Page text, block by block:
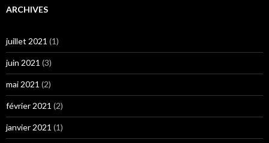
ARCHIVES
juillet 2021 (1)
juin 2021 (3)
mai 2021 (2)
février 2021 (2)
janvier 2021 (1)